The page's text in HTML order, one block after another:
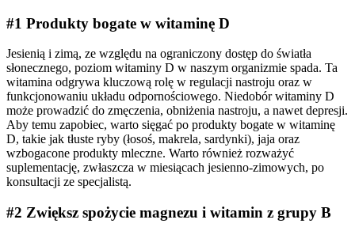
#1 Produkty bogate w witaminę D
Jesienią i zimą, ze względu na ograniczony dostęp do światła
słonecznego, poziom witaminy D w naszym organizmie spada. Ta
witamina odgrywa kluczową rolę w regulacji nastroju oraz w
funkcjonowaniu układu odpornościowego. Niedobór witaminy D
może prowadzić do zmęczenia, obniżenia nastroju, a nawet depresji.
Aby temu zapobiec, warto sięgać po produkty bogate w witaminę
D, takie jak tłuste ryby (łosoś, makrela, sardynki), jaja oraz
wzbogacone produkty mleczne. Warto również rozważyć
suplementację, zwłaszcza w miesiącach jesienno-zimowych, po
konsultacji ze specjalistą.
#2 Zwiększ spożycie magnezu i witamin z grupy B